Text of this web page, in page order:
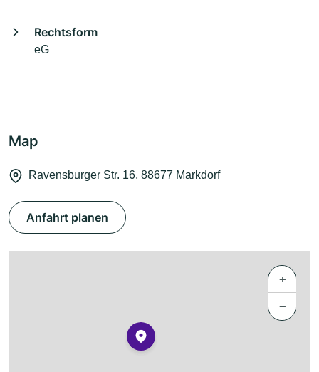
Rechtsform
eG
Map
Ravensburger Str. 16, 88677 Markdorf
Anfahrt planen
+
−